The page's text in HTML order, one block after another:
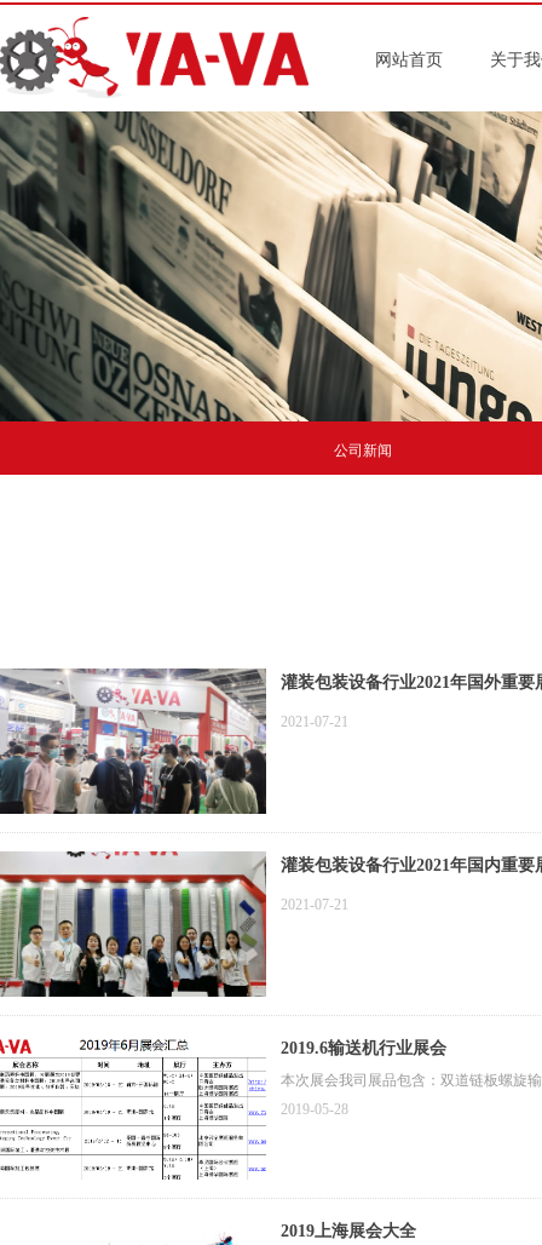
网站首页 关于
公司新闻
灌装包装设备行业2021年国外重要
2021-07-21
灌装包装设备行业2021年国内重要
2021-07-21
2019.6输送机行业展会
本次展会我司展品包含：双道链板螺旋
2019-05-28
2019上海展会大全